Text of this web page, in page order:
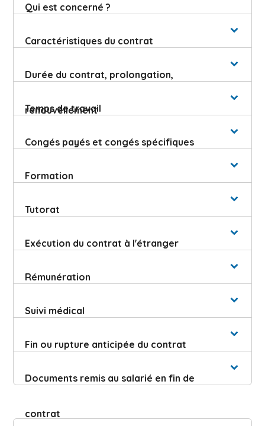
Qui est concerné ?
Caractéristiques du contrat
Durée du contrat, prolongation,
renouvellement
Temps de travail
Congés payés et congés spécifiques
Formation
Tutorat
Exécution du contrat à l'étranger
Rémunération
Suivi médical
Fin ou rupture anticipée du contrat
Documents remis au salarié en fin de
contrat